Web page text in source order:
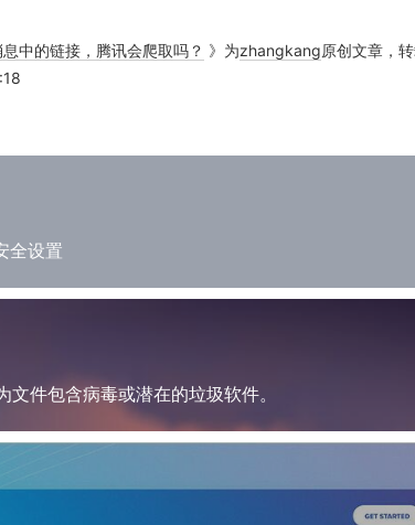
中的链接，腾讯会爬取吗？ 》为zhangkang原创文章，
全设置
文件包含病毒或潜在的垃圾软件。